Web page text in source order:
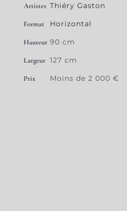
Artistes Thiéry Gaston
Format Horizontal
Hauteur 90 cm
Largeur 127 cm
Prix Moins de 2 000 €